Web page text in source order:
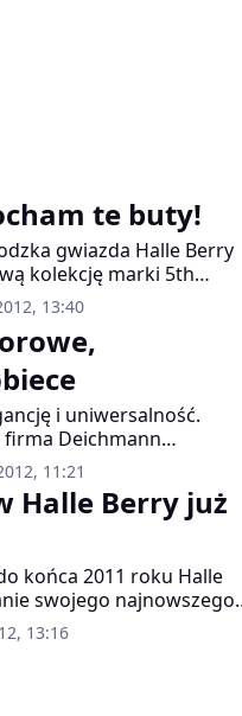
te buty!
gwiazda Halle Berry
kolekcję marki 5th
13:40
i uniwersalność.
Deichmann
w dwóch różnych
sygnowanej przez
znajdą modele w
kolei marka Graceland to
– wśród nich
z najnowszymi
barwach, marynarskiej
deseniami, a nawet
utrzymane w konwencji
11:21
Halle Berry już
końca 2011 roku Halle
swojego najnowszego
słynnym niemieckim
w Poczdamie.
13:16